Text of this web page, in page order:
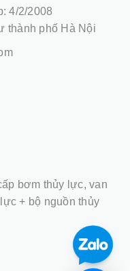
4/2/2008
thành phố Hà Nội
bơm thủy lực, van
+ bộ nguồn thủy